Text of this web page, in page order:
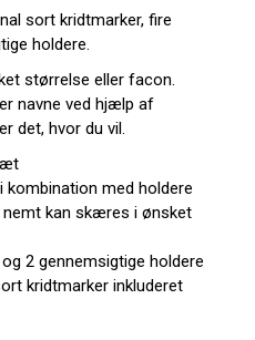
sort kridtmarker, fire
holdere.
størrelse eller facon.
navne ved hjælp af
det, hvor du vil.
kombination med holdere
kan skæres i ønsket
2 gennemsigtige holdere
kridtmarker inkluderet